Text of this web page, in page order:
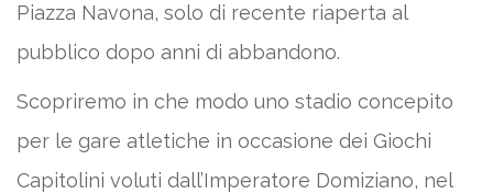
Piazza Navona, solo di recente riaperta al
pubblico dopo anni di abbandono.
Scopriremo in che modo uno stadio concepito
per le gare atletiche in occasione dei Giochi
Capitolini voluti dall’Imperatore Domiziano, nel